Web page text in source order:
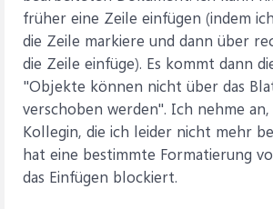
früher eine Zeile einfügen (indem
die Zeile markiere und dann über
die Zeile einfüge). Es kommt dann
"Objekte können nicht über das
verschoben werden". Ich nehme an,
Kollegin, die ich leider nicht mehr
hat eine bestimmte Formatierung
das Einfügen blockiert.